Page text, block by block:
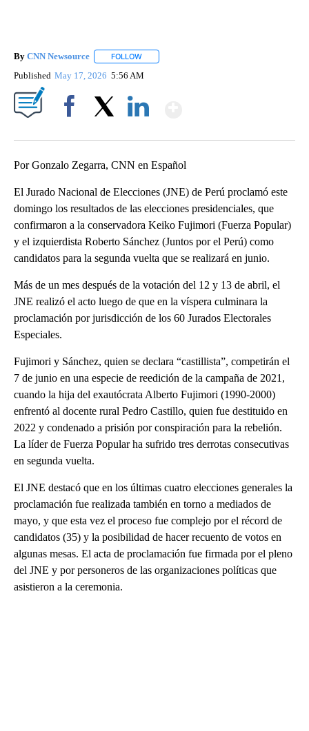
By CNN Newsource FOLLOW
Published May 17, 2026 5:56 AM
Por Gonzalo Zegarra, CNN en Español
El Jurado Nacional de Elecciones (JNE) de Perú proclamó este
domingo los resultados de las elecciones presidenciales, que
confirmaron a la conservadora Keiko Fujimori (Fuerza Popular)
y el izquierdista Roberto Sánchez (Juntos por el Perú) como
candidatos para la segunda vuelta que se realizará en junio.
Más de un mes después de la votación del 12 y 13 de abril, el
JNE realizó el acto luego de que en la víspera culminara la
proclamación por jurisdicción de los 60 Jurados Electorales
Especiales.
Fujimori y Sánchez, quien se declara “castillista”, competirán el
7 de junio en una especie de reedición de la campaña de 2021,
cuando la hija del exautócrata Alberto Fujimori (1990-2000)
enfrentó al docente rural Pedro Castillo, quien fue destituido en
2022 y condenado a prisión por conspiración para la rebelión.
La líder de Fuerza Popular ha sufrido tres derrotas consecutivas
en segunda vuelta.
El JNE destacó que en los últimas cuatro elecciones generales la
proclamación fue realizada también en torno a mediados de
mayo, y que esta vez el proceso fue complejo por el récord de
candidatos (35) y la posibilidad de hacer recuento de votos en
algunas mesas. El acta de proclamación fue firmada por el pleno
del JNE y por personeros de las organizaciones políticas que
asistieron a la ceremonia.